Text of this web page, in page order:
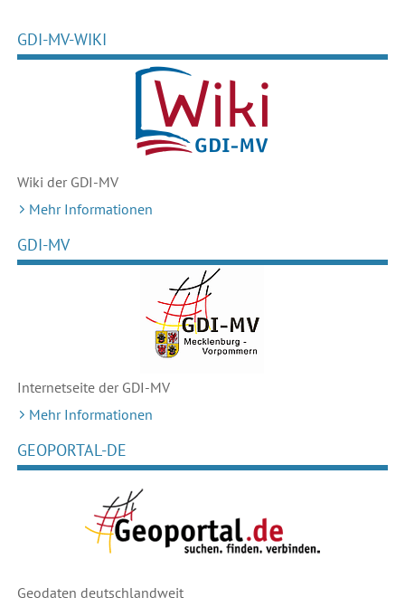
GDI-MV-WIKI
Wiki der GDI-MV
Mehr Informationen
GDI-MV
Internetseite der GDI-MV
Mehr Informationen
GEOPORTAL-DE
Geodaten deutschlandweit